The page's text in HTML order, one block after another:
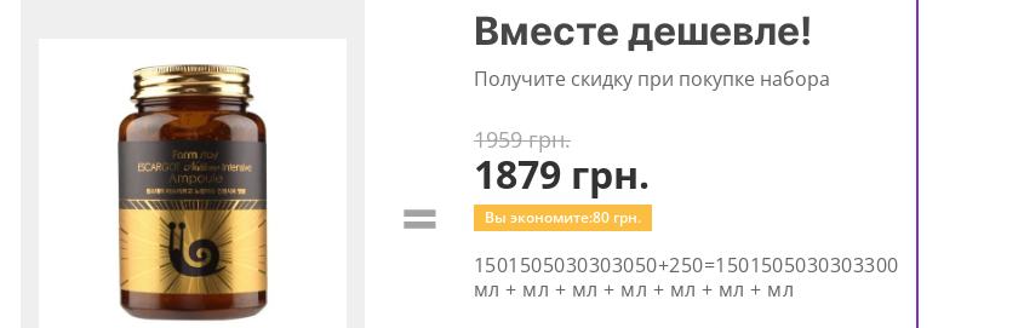
=
Вместе дешевле!
Получите скидку при покупке набора
1959 грн.
1879 грн.
Вы экономите:80 грн.
1501505030303050+250=1501505030303300
мл + мл + мл + мл + мл + мл + мл